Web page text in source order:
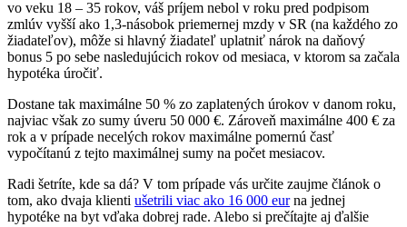
vo veku 18 – 35 rokov, váš príjem nebol v roku pred podpisom
zmlúv vyšší ako 1,3-násobok priemernej mzdy v SR (na každého zo
žiadateľov), môže si hlavný žiadateľ uplatniť nárok na daňový
bonus 5 po sebe nasledujúcich rokov od mesiaca, v ktorom sa začala
hypotéka úročiť.
Dostane tak maximálne 50 % zo zaplatených úrokov v danom roku,
najviac však zo sumy úveru 50 000 €. Zároveň maximálne 400 € za
rok a v prípade necelých rokov maximálne pomernú časť
vypočítanú z tejto maximálnej sumy na počet mesiacov.
Radi šetríte, kde sa dá? V tom prípade vás určite zaujme článok o
tom, ako dvaja klienti ušetrili viac ako 16 000 eurna jednej
hypotéke na byt vďaka dobrej rade. Alebo si prečítajte aj ďalšie